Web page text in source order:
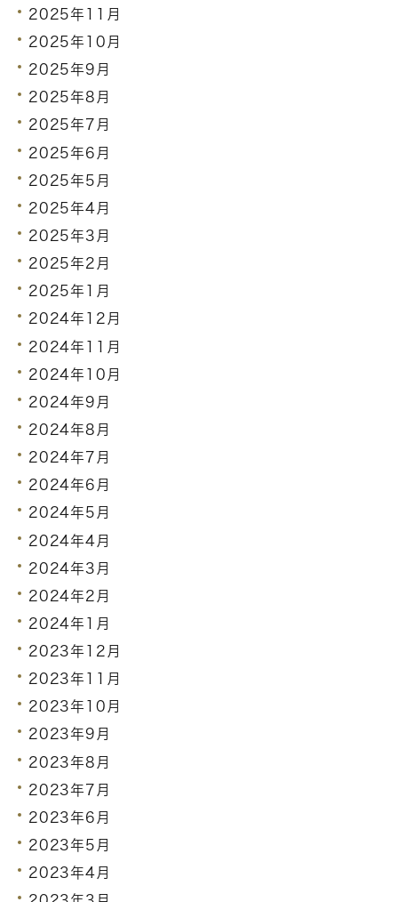
2025年11月
2025年10月
2025年9月
2025年8月
2025年7月
2025年6月
2025年5月
2025年4月
2025年3月
2025年2月
2025年1月
2024年12月
2024年11月
2024年10月
2024年9月
2024年8月
2024年7月
2024年6月
2024年5月
2024年4月
2024年3月
2024年2月
2024年1月
2023年12月
2023年11月
2023年10月
2023年9月
2023年8月
2023年7月
2023年6月
2023年5月
2023年4月